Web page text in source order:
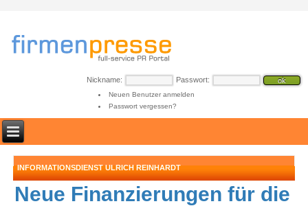
Nickname: Passwort:
Neuen Benutzer anmelden
Passwort vergessen?
INFORMATIONSDIENST ULRICH REINHARDT
Neue Finanzierungen für die